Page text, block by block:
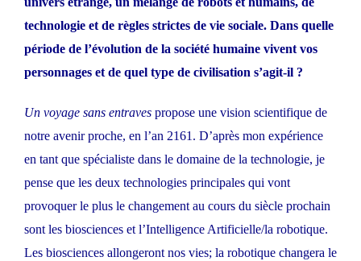
technologie et de règles strictes de vie sociale. Dans quelle
période de l’évolution de la société humaine vivent vos
personnages et de quel type de civilisation s’agit-il ?
Un voyage sans entraves propose une vision scientifique de
notre avenir proche, en l’an 2161. D’après mon expérience
en tant que spécialiste dans le domaine de la technologie, je
pense que les deux technologies principales qui vont
provoquer le plus le changement au cours du siècle prochain
sont les biosciences et l’Intelligence Artificielle/la robotique.
Les biosciences allongeront nos vies; la robotique changera le